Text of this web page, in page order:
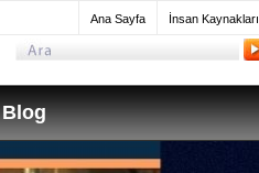
Ana Sayfa İnsan Kaynakları
Blog